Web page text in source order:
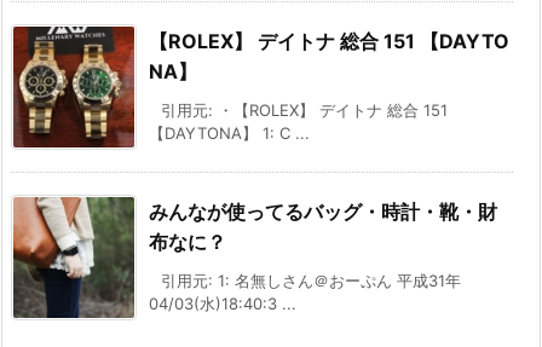
【ROLEX】 デイトナ 総合 151 【DAYTO
NA】
引用元: ・【ROLEX】 デイトナ 総合 151
【DAYTONA】 1: C ...
みんなが使ってるバッグ・時計・靴・財
布なに？
引用元: 1: 名無しさん＠おーぷん 平成31年
04/03(水)18:40:3 ...